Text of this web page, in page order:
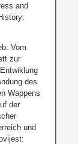
and
Vom
zur
des
Wappens
der
und